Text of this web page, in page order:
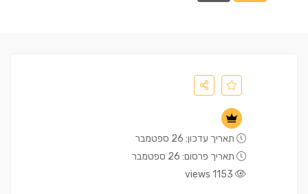
תאריך עדכון: 26 ספטמבר
תאריך פרסום: 26 ספטמבר
1153 views